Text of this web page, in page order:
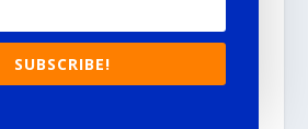
SUBSCRIBE!